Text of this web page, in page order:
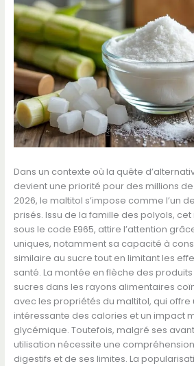
Dans un contexte où la quête
devient une priorité pour des millions
2026, le maltitol s’impose comme l’un
prisés. Issu de la famille des polyols,
sous le code E965, attire l’attention
uniques, notamment sa capacité à
similaire au sucre tout en limitant les
santé. La montée en flèche des
sucres dans les rayons alimentaires
avec les propriétés du maltitol, qui offre
intéressante des calories et un impact
glycémique. Toutefois, malgré ses
utilisation nécessite une
digestifs et de ses limites. La